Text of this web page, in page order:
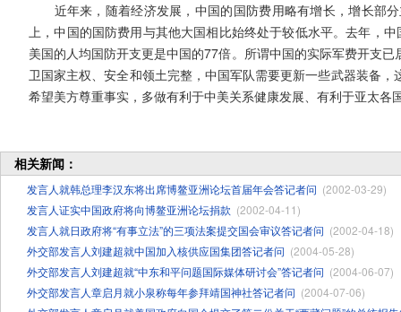
近年来，随着经济发展，中国的国防费用略有增长，增长部
上，中国的国防费用与其他大国相比始终处于较低水平。去年，
美国的人均国防开支更是中国的77倍。所谓中国的实际军费开支
卫国家主权、安全和领土完整，中国军队需要更新一些武器装备
希望美方尊重事实，多做有利于中美关系健康发展、有利于亚太各
相关新闻：
发言人就韩总理李汉东将出席博鳌亚洲论坛首届年会答记者问 (2002-03-29)
发言人证实中国政府将向博鳌亚洲论坛捐款 (2002-04-11)
发言人就日政府将“有事立法”的三项法案提交国会审议答记者问 (2002-04-18)
外交部发言人刘建超就中国加入核供应国集团答记者问 (2004-05-28)
外交部发言人刘建超就“中东和平问题国际媒体研讨会”答记者问 (2004-06-07)
外交部发言人章启月就小泉称每年参拜靖国神社答记者问 (2004-07-06)